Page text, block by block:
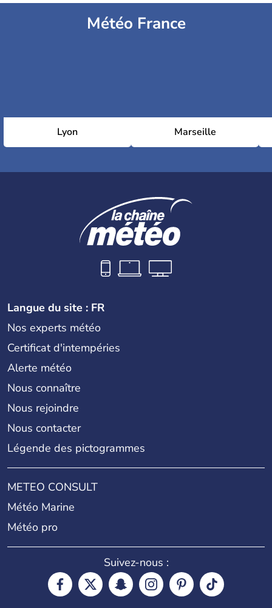
Météo France
Lyon Marseille
Langue du site : FR
Nos experts météo
Certificat d'intempéries
Alerte météo
Nous connaître
Nous rejoindre
Nous contacter
Légende des pictogrammes
METEO CONSULT
Météo Marine
Météo pro
Suivez-nous :